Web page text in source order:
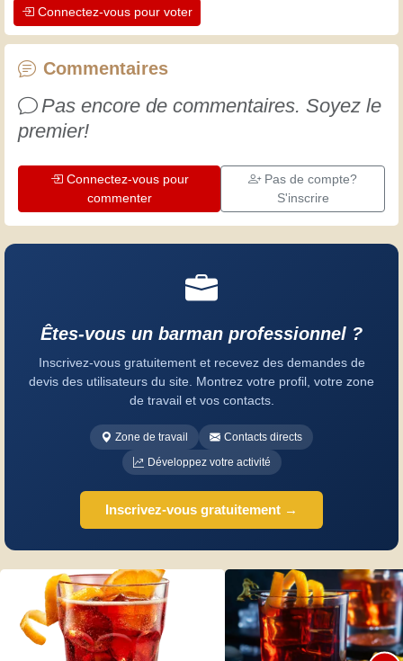
Connectez-vous pour voter
Commentaires
Pas encore de commentaires. Soyez le
premier!
Connectez-vous pour
commenter
Pas de compte?
S'inscrire
Êtes-vous un barman professionnel ?
Inscrivez-vous gratuitement et recevez des demandes de
devis des utilisateurs du site. Montrez votre profil, votre zone
de travail et vos contacts.
Zone de travail
Contacts directs
Développez votre activité
Inscrivez-vous gratuitement →